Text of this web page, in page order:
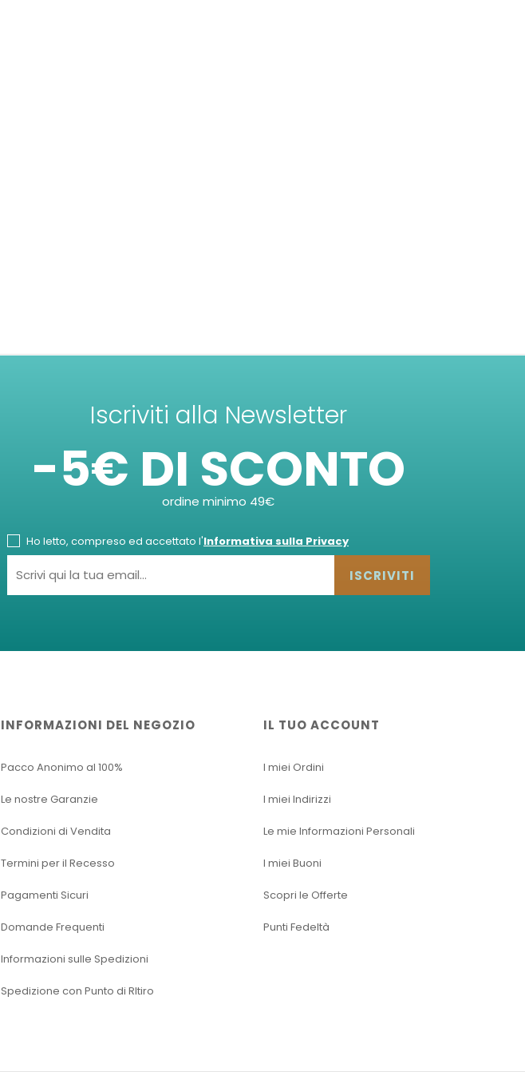
Iscriviti alla Newsletter
-5€ DI SCONTO
ordine minimo 49€
Ho letto, compreso ed accettato l'Informativa sulla Privacy
ISCRIVITI
INFORMAZIONI DEL NEGOZIO
Pacco Anonimo al 100%
Le nostre Garanzie
Condizioni di Vendita
Termini per il Recesso
Pagamenti Sicuri
Domande Frequenti
Informazioni sulle Spedizioni
Spedizione con Punto di RItiro
IL TUO ACCOUNT
I miei Ordini
I miei Indirizzi
Le mie Informazioni Personali
I miei Buoni
Scopri le Offerte
Punti Fedeltà